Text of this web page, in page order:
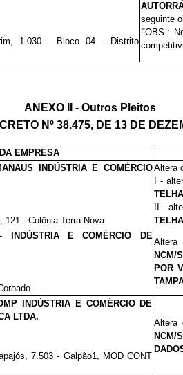
1.030 - Bloco 04 - Distrito
seguinte
"OBS.:
ANEXO II - Outros Pleitos
Nº 38.475, DE 13 DE
EMPRESA
INDÚSTRIA E COMÉRCIO
- Colônia Terra Nova
Altera
I -
II -
E COMÉRCIO DE
Altera
NCM/
POR
INDÚSTRIA E COMÉRCIO DE
LTDA.
7.503 - Galpão1, MOD CONT
Altera
NCM/